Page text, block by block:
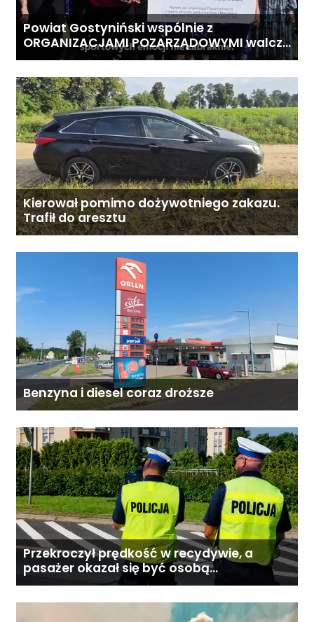
Powiat Gostyniński wspólnie z
ORGANIZACJAMI POZARZĄDOWYMI walczą
o środki z Budżetu Obywatelskiego
terenu!
Kierował pomimo dożywotniego zakazu.
Trafił do aresztu
Benzyna i diesel coraz droższe
Przekroczył prędkość w recydywie, a
pasażer okazał się być osobą
poszukiwaną